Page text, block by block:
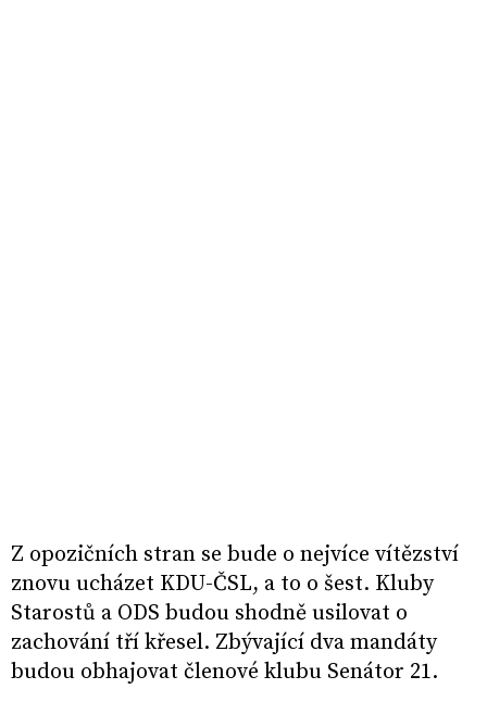
Z opozičních stran se bude o nejvíce vítězství
znovu ucházet KDU-ČSL, a to o šest. Kluby
Starostů a ODS budou shodně usilovat o
zachování tří křesel. Zbývající dva mandáty
budou obhajovat členové klubu Senátor 21.